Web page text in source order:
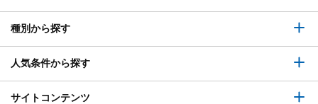
種別から探す
人気条件から探す
サイトコンテンツ